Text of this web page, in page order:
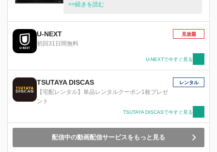
の“新感覚”なカメラに夢中になる。しかしその
く。死の順番とその法則。被写体の傍に必ず写り
込み、死ねば別の被写体に移動する不可解な＜影
＞。連鎖する悪夢の元凶がこのカメラにあること
>>続きを読む
U-NEXT
初回31日間無料
見放題
U-NEXTで今すぐ見る
TSUTAYA DISCAS
【宅配レンタル】単品レンタルクーポン1枚プレゼ
ント
レンタル
TSUTAYA DISCASで今すぐ見る
配信中の動画配信サービスをもっと見る